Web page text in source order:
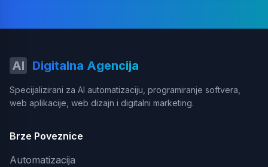
AI Digitalna Agencija
Specijalizirani za AI automatizaciju, programiranje softvera,
web aplikacije, web dizajn i digitalni marketing.
Brze Poveznice
Automatizacija